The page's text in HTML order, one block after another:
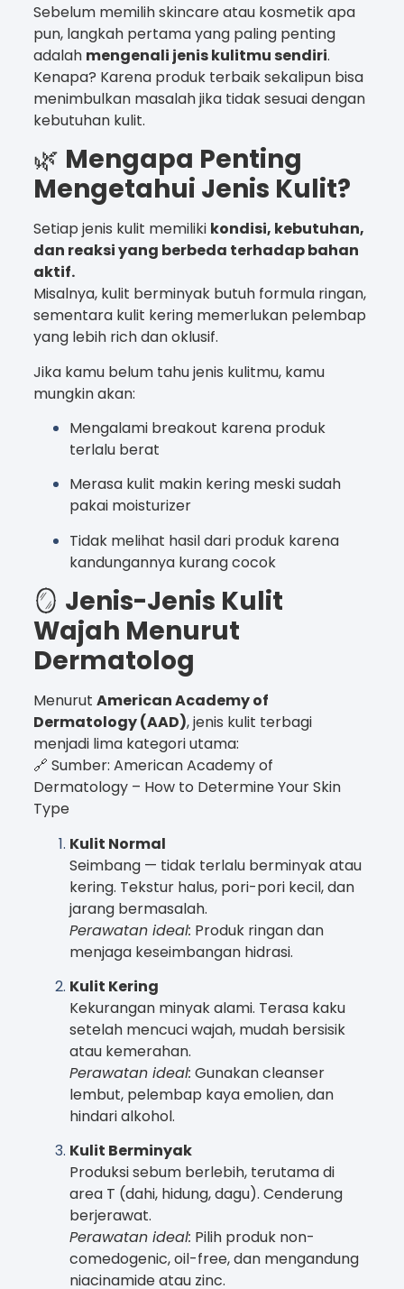
Sebelum memilih skincare atau kosmetik apa
pun, langkah pertama yang paling penting
adalah mengenali jenis kulitmu sendiri.
Kenapa? Karena produk terbaik sekalipun bisa
menimbulkan masalah jika tidak sesuai dengan
kebutuhan kulit.
🌿 Mengapa Penting
Mengetahui Jenis Kulit?
Setiap jenis kulit memiliki kondisi, kebutuhan,
dan reaksi yang berbeda terhadap bahan
aktif.
Misalnya, kulit berminyak butuh formula ringan,
sementara kulit kering memerlukan pelembap
yang lebih rich dan oklusif.
Jika kamu belum tahu jenis kulitmu, kamu
mungkin akan:
Mengalami breakout karena produk
terlalu berat
Merasa kulit makin kering meski sudah
pakai moisturizer
Tidak melihat hasil dari produk karena
kandungannya kurang cocok
🪞 Jenis-Jenis Kulit
Wajah Menurut
Dermatolog
Menurut American Academy of
Dermatology (AAD), jenis kulit terbagi
menjadi lima kategori utama:
🔗 Sumber: American Academy of
Dermatology – How to Determine Your Skin
Type
Kulit Normal
Seimbang — tidak terlalu berminyak atau
kering. Tekstur halus, pori-pori kecil, dan
jarang bermasalah.
Perawatan ideal: Produk ringan dan
menjaga keseimbangan hidrasi.
Kulit Kering
Kekurangan minyak alami. Terasa kaku
setelah mencuci wajah, mudah bersisik
atau kemerahan.
Perawatan ideal: Gunakan cleanser
lembut, pelembap kaya emolien, dan
hindari alkohol.
Kulit Berminyak
Produksi sebum berlebih, terutama di
area T (dahi, hidung, dagu). Cenderung
berjerawat.
Perawatan ideal: Pilih produk non-
comedogenic, oil-free, dan mengandung
niacinamide atau zinc.